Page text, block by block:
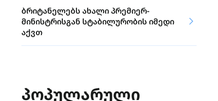
ბრიტანელებს ახალი პრემიერ-
მინისტრისგან სტაბილურობის იმედი
აქვთ
ᲞᲝᲞᲣᲚᲐᲠᲣᲚᲘ